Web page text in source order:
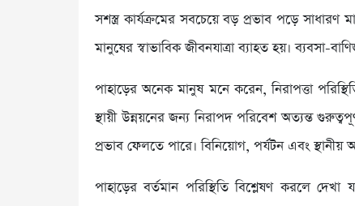
সশস্ত্র কার্যক্রমের সবচেয়ে বড় প্রভাব পড়ে
মানুষের স্বাভাবিক জীবনযাত্রা ব্যাহত হয়। ব্যবসা-
পাহাড়ের অনেক মানুষ মনে করেন, নিরাপত্তা
স্থায়ী উন্নয়নের জন্য নিরাপদ পরিবেশ অত্যন্ত
প্রভাব ফেলতে পারে। বিনিয়োগ, পর্যটন এবং
পাহাড়ের বর্তমান পরিস্থিতি বিশ্লেষণ করলে